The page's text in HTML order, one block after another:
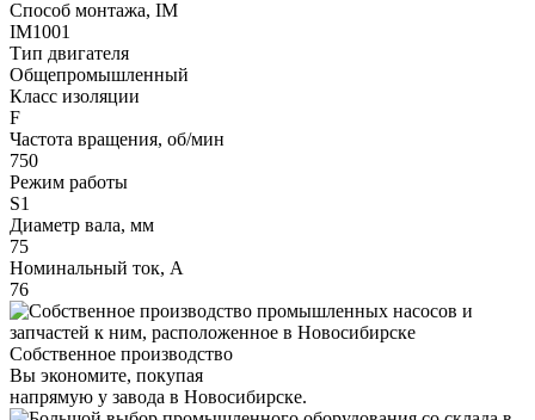
Способ монтажа, IM
IM1001
Тип двигателя
Общепромышленный
Класс изоляции
F
Частота вращения, об/мин
750
Режим работы
S1
Диаметр вала, мм
75
Номинальный ток, А
76
Собственное производство
Вы экономите, покупая
напрямую у завода в Новосибирске.